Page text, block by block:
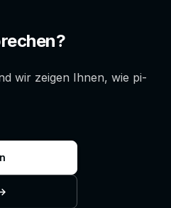
wir zeigen Ihnen, wie pi-